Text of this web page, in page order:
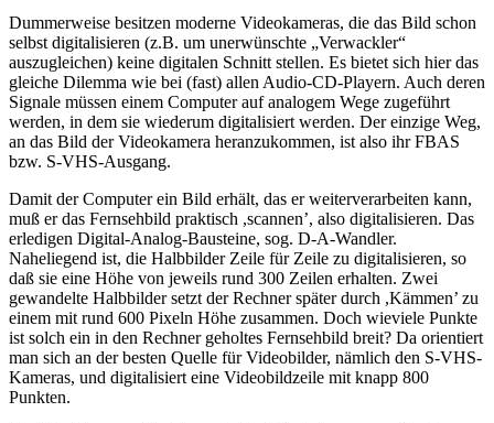
Dummerweise besitzen moderne Videokameras, die das Bild schon
selbst digitalisieren (z.B. um unerwünschte „Verwackler“
auszugleichen) keine digitalen Schnitt stellen. Es bietet sich hier das
gleiche Dilemma wie bei (fast) allen Audio-CD-Playern. Auch deren
Signale müssen einem Computer auf analogem Wege zugeführt
werden, in dem sie wiederum digitalisiert werden. Der einzige Weg,
an das Bild der Videokamera heranzukommen, ist also ihr FBAS
bzw. S-VHS-Ausgang.
Damit der Computer ein Bild erhält, das er weiterverarbeiten kann,
muß er das Fernsehbild praktisch ,scannen’, also digitalisieren. Das
erledigen Digital-Analog-Bausteine, sog. D-A-Wandler.
Naheliegend ist, die Halbbilder Zeile für Zeile zu digitalisieren, so
daß sie eine Höhe von jeweils rund 300 Zeilen erhalten. Zwei
gewandelte Halbbilder setzt der Rechner später durch ,Kämmen’ zu
einem mit rund 600 Pixeln Höhe zusammen. Doch wieviele Punkte
ist solch ein in den Rechner geholtes Fernsehbild breit? Da orientiert
man sich an der besten Quelle für Videobilder, nämlich den S-VHS-
Kameras, und digitalisiert eine Videobildzeile mit knapp 800
Punkten.